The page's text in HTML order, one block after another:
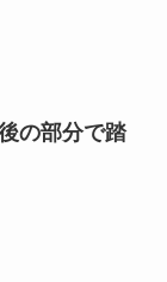
の部分で踏